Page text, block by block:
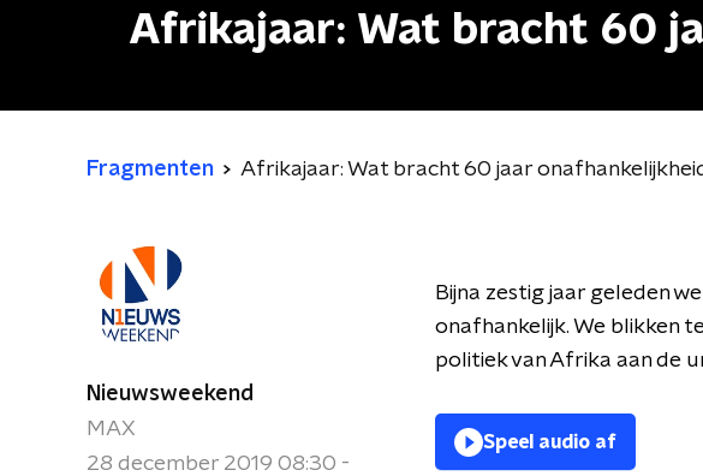
Afrikajaar: Wat bracht 60
Fragmenten Afrikajaar: Wat bracht 60 jaar
Nieuwsweekend
MAX
28 december 2019 08:30 -
Bijna zestig jaar geleden
onafhankelijk. We blikken
politiek van Afrika aan de
Speel audio af